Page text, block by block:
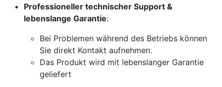
Professioneller technischer Support &
lebenslange Garantie:
Bei Problemen während des Betriebs können
Sie direkt Kontakt aufnehmen.
Das Produkt wird mit lebenslanger Garantie
geliefert